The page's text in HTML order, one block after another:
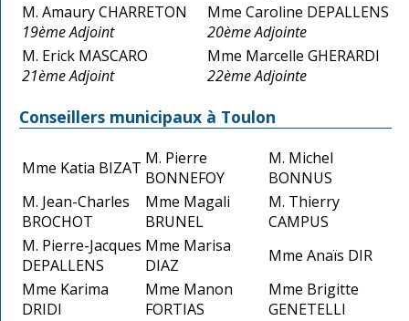
M. Amaury CHARRETON
19ème Adjoint
Mme Caroline DEPALLENS
20ème Adjointe
M. Erick MASCARO
21ème Adjoint
Mme Marcelle GHERARDI
22ème Adjointe
Conseillers municipaux à Toulon
Mme Katia BIZAT M. Pierre
BONNEFOY
M. Michel
BONNUS
M. Jean-Charles
BROCHOT
Mme Magali
BRUNEL
M. Thierry
CAMPUS
M. Pierre-Jacques
DEPALLENS
Mme Marisa
DIAZ
Mme Anaïs DIR
Mme Karima
DRIDI
Mme Manon
FORTIAS
Mme Brigitte
GENETELLI